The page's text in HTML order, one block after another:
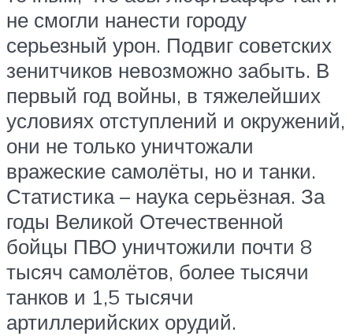
не смогли нанести городу
серьезный урон. Подвиг советских
зенитчиков невозможно забыть. В
первый год войны, в тяжелейших
условиях отступлений и окружений,
они не только уничтожали
вражеские самолёты, но и танки.
Статистика – наука серьёзная. За
годы Великой Отечественной
бойцы ПВО уничтожили почти 8
тысяч самолётов, более тысячи
танков и 1,5 тысячи
артиллерийских орудий.